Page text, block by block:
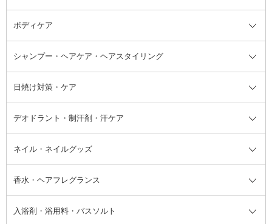
美容液
オールインワン化粧品 フェイスクリーム
フェイスオイル・バーム
ブースター・導入液
洗い流すパック・マスク
リップクリーム・リップケア
顔用マッサージ料
BBクリーム
コンシーラー ファンデーション
フェイスパウダー
メイクアップ全て
まつげ美容液 つけまつげ
アイシャドウ
アイブロウ・眉マスカラ
チーク
ハイライト・シェーディング
ボディケア
ボディケア全て
ボディソープ・ハンドソープ・石
けん
ボディケア
レッグ・フットケア
バストケア
ネイルケア
脱毛・除毛ケア
シャンプー・ヘアケア・ヘアスタイリング
シャンプー・ヘアケア・ヘアスタ
イリング全て
洗い流さないトリートメント
ヘアスタイリング剤
頭皮ケア・育毛剤
その他シャンプー・ヘアケア・ヘ
アスタイリング
日焼け対策・ケア
日焼け対策・ケア全て
サンオイル・タンニング
その他日焼け対策・UVケア
デオドラント・制汗剤・汗ケア
デオドラント・制汗剤・汗ケア全
て
フット用デオドラント・制汗剤・
汗ケア
ネイル・ネイルグッズ
ネイル・ネイルグッズ全て
ジェルネイル
香水・ヘアフレグランス
香水・ヘアフレグランス全て
入浴剤・浴用料・バスソルト